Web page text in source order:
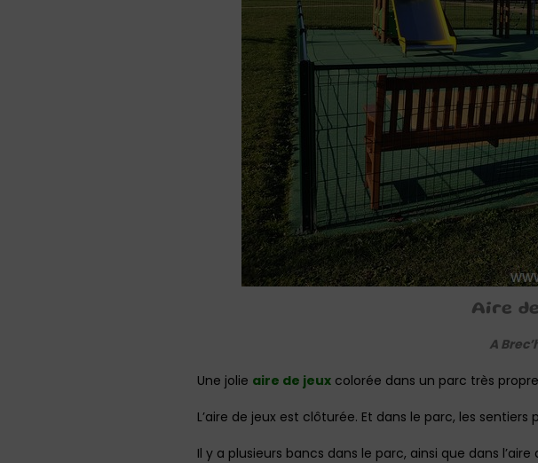
Aire
A
Une jolie aire de jeux colorée dans un parc très
L’aire de jeux est clôturée. Et dans le parc, les
Il y a plusieurs bancs dans le parc, ainsi que dans